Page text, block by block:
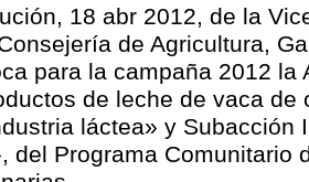
18 abr 2012, de la
de Agricultura,
para la campaña 2012
de leche de vaca
láctea» y Subacción
del Programa Comunitario